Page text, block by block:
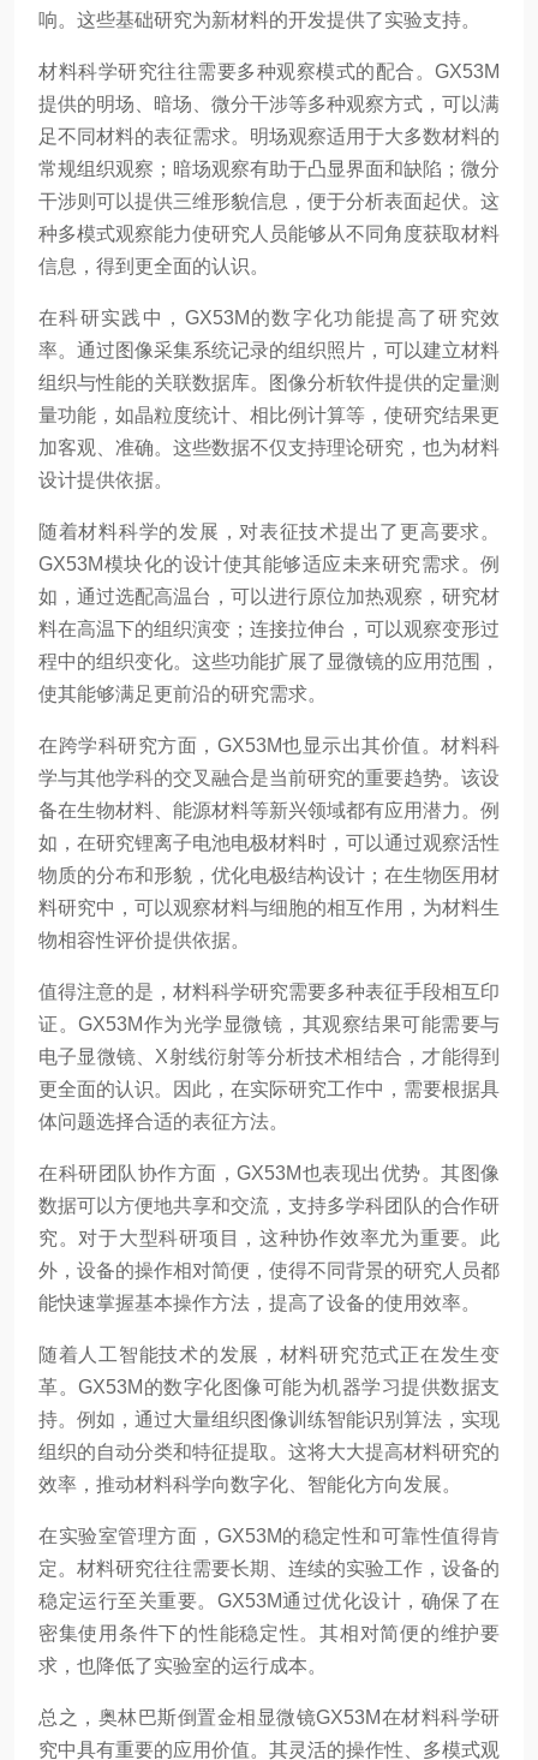
响。这些基础研究为新材料的开发提供了实验支持。
材料科学研究往往需要多种观察模式的配合。GX53M
提供的明场、暗场、微分干涉等多种观察方式，可以满
足不同材料的表征需求。明场观察适用于大多数材料的
常规组织观察；暗场观察有助于凸显界面和缺陷；微分
干涉则可以提供三维形貌信息，便于分析表面起伏。这
种多模式观察能力使研究人员能够从不同角度获取材料
信息，得到更全面的认识。
在科研实践中，GX53M的数字化功能提高了研究效
率。通过图像采集系统记录的组织照片，可以建立材料
组织与性能的关联数据库。图像分析软件提供的定量测
量功能，如晶粒度统计、相比例计算等，使研究结果更
加客观、准确。这些数据不仅支持理论研究，也为材料
设计提供依据。
随着材料科学的发展，对表征技术提出了更高要求。
GX53M模块化的设计使其能够适应未来研究需求。例
如，通过选配高温台，可以进行原位加热观察，研究材
料在高温下的组织演变；连接拉伸台，可以观察变形过
程中的组织变化。这些功能扩展了显微镜的应用范围，
使其能够满足更前沿的研究需求。
在跨学科研究方面，GX53M也显示出其价值。材料科
学与其他学科的交叉融合是当前研究的重要趋势。该设
备在生物材料、能源材料等新兴领域都有应用潜力。例
如，在研究锂离子电池电极材料时，可以通过观察活性
物质的分布和形貌，优化电极结构设计；在生物医用材
料研究中，可以观察材料与细胞的相互作用，为材料生
物相容性评价提供依据。
值得注意的是，材料科学研究需要多种表征手段相互印
证。GX53M作为光学显微镜，其观察结果可能需要与
电子显微镜、X射线衍射等分析技术相结合，才能得到
更全面的认识。因此，在实际研究工作中，需要根据具
体问题选择合适的表征方法。
在科研团队协作方面，GX53M也表现出优势。其图像
数据可以方便地共享和交流，支持多学科团队的合作研
究。对于大型科研项目，这种协作效率尤为重要。此
外，设备的操作相对简便，使得不同背景的研究人员都
能快速掌握基本操作方法，提高了设备的使用效率。
随着人工智能技术的发展，材料研究范式正在发生变
革。GX53M的数字化图像可能为机器学习提供数据支
持。例如，通过大量组织图像训练智能识别算法，实现
组织的自动分类和特征提取。这将大大提高材料研究的
效率，推动材料科学向数字化、智能化方向发展。
在实验室管理方面，GX53M的稳定性和可靠性值得肯
定。材料研究往往需要长期、连续的实验工作，设备的
稳定运行至关重要。GX53M通过优化设计，确保了在
密集使用条件下的性能稳定性。其相对简便的维护要
求，也降低了实验室的运行成本。
总之，奥林巴斯倒置金相显微镜GX53M在材料科学研
究中具有重要的应用价值。其灵活的操作性、多模式观